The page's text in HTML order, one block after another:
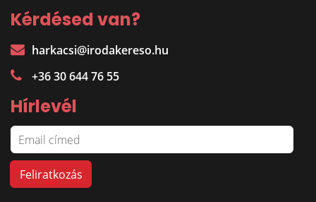
Kérdésed van?
harkacsi@irodakereso.hu
+36 30 644 76 55
Hírlevél